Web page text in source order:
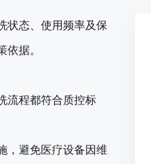
状态、使用频率及保
据。
流程都符合质控标
，避免医疗设备因维